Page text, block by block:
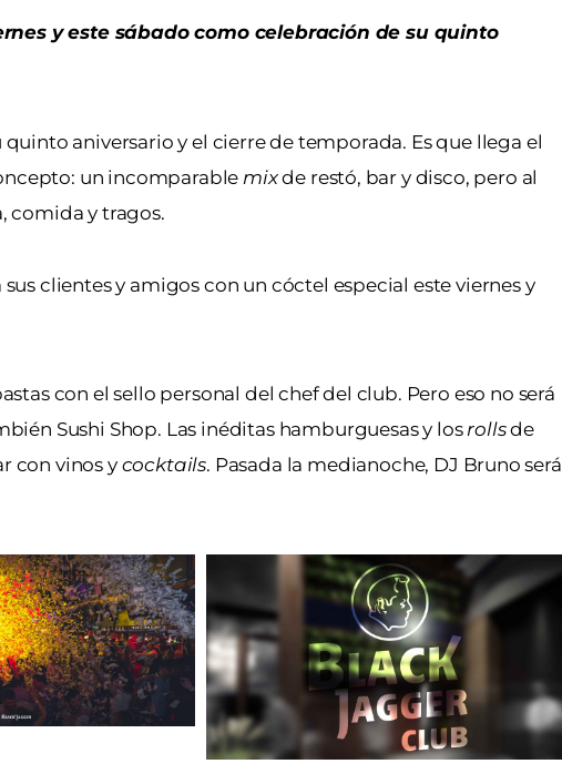
y este sábado como celebración de su quinto
aniversario y el cierre de temporada. Es que llega el
un incomparablemixde restó, bar y disco, pero al
comida y tragos.
clientes y amigos con un cóctel especial este viernes y
con el sello personal del chef del club. Pero eso no será
Sushi Shop. Las inéditas hamburguesas y los rollsde
con vinos y cocktails. Pasada la medianoche, DJ Bruno será